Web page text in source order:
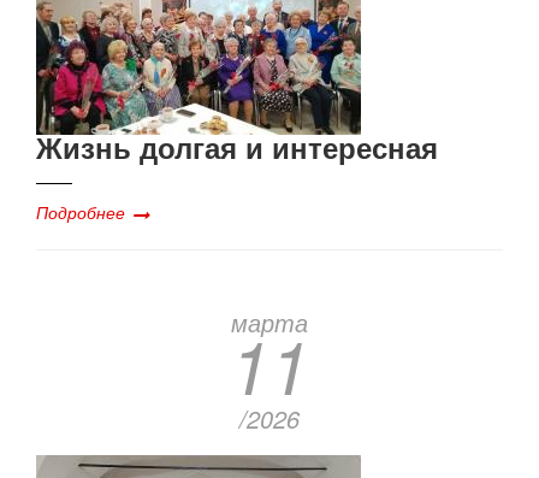
Жизнь долгая и интересная
Подробнее
марта
11
/2026